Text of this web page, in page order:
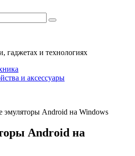
гаджетах и технологиях
и аксессуары
эмуляторы Android на Windows
Android на